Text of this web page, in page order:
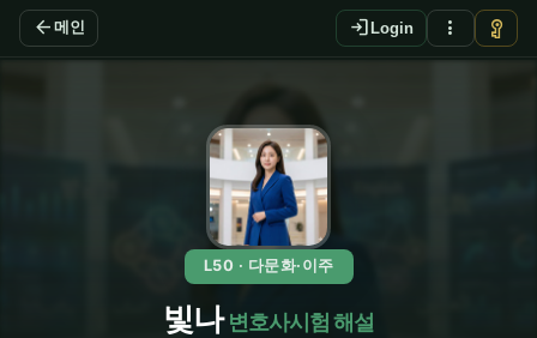
arrow_back 메인 login Login more_vert vpn_key
L50 · 다문화·이주
빛나변호사시험 해설